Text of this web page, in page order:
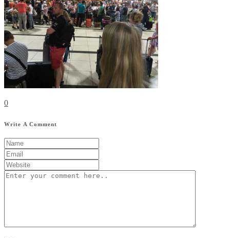
0
Write A Comment